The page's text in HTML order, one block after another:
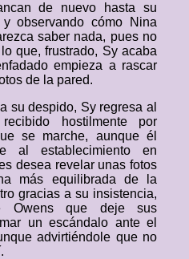
de nuevo hasta su
observando cómo Nina
saber nada, pues no
que, frustrado, Sy acaba
empieza a rascar
de la pared.
su despido, Sy regresa al
hostilmente por
se marche, aunque él
al establecimiento en
desea revelar unas fotos
más equilibrada de la
gracias a su insistencia,
Owens que deje sus
un escándalo ante el
advirtiéndole que no